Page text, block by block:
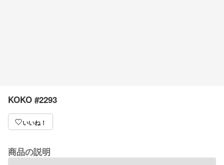
KOKO #2293
いいね！
商品の説明